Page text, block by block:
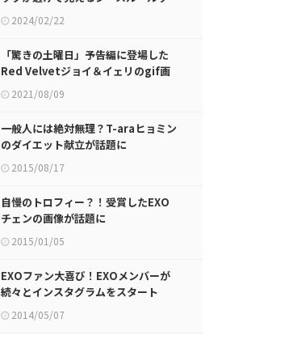
ク…だんだんと成熟していくビジュア
ル
2024/02/22
「驚きの土曜日」予告編に登場した
Red Velvetジョイ＆イェリのgif画
像が話題に
2021/08/09
一般人には絶対無理？T-araヒョミン
のダイエット献立が話題に
2015/08/17
自慢のトロフィー？！受賞したEXO
チェンの画像が話題に
2015/01/05
EXOファン大喜び！EXOメンバーが
続々とインスタグラムをスタート
2014/05/07